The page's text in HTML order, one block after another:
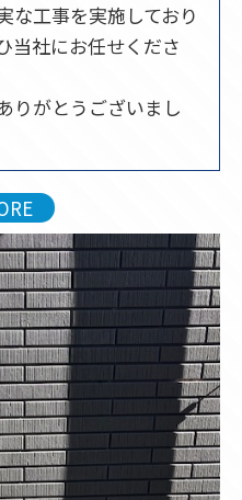
な工事を実施しており
当社にお任せくださ
りがとうございまし